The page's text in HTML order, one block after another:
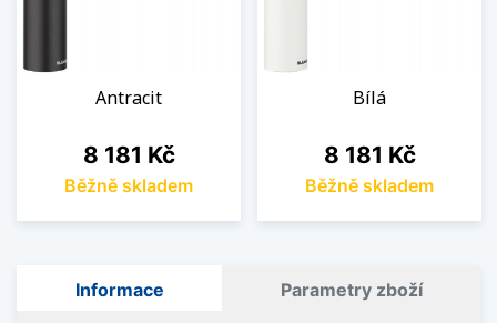
Antracit
Cena
8 181 Kč
Běžně skladem
Bílá
Cena
8 181 Kč
Běžně skladem
Informace Parametry zboží